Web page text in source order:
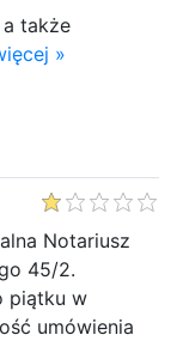
także
»
Notariusz
45/2.
piątku w
umówienia